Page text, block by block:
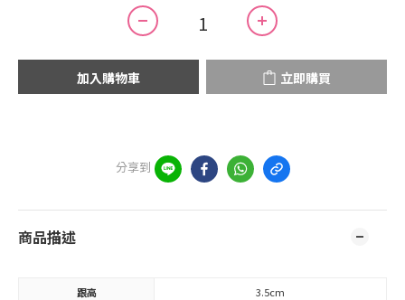
加入購物車 立即購買
分享到
商品描述
跟高
3.5cm